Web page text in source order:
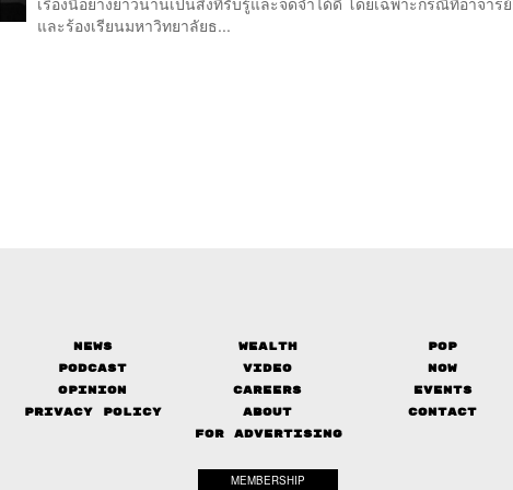
และร้องเรียนมหาวิทยาลัยธ...
News Wealth
Pop
Podcast
Video
Now
Opinion
Careers
Events
Privacy Policy
About
Contact
FOR ADVERTISING
MEMBERSHIP